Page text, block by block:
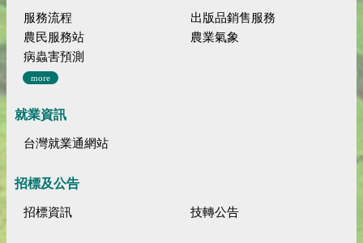
服務流程
出版品銷售服務
農民服務站
農業氣象
病蟲害預測
more
就業資訊
台灣就業通網站
招標及公告
招標資訊 技轉公告